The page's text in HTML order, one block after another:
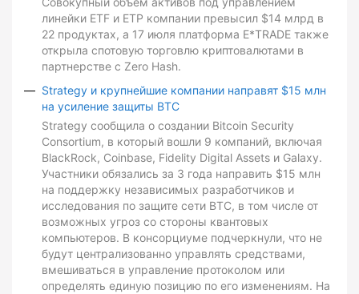
линейки ETF и ETP компании превысил $14 млрд в
22 продуктах, а 17 июля платформа E*TRADE также
открыла спотовую торговлю криптовалютами в
партнерстве с Zero Hash.
Strategy и крупнейшие компании направят $15 млн
на усиление защиты BTC
Strategy сообщила о создании Bitcoin Security
Consortium, в который вошли 9 компаний, включая
BlackRock, Coinbase, Fidelity Digital Assets и Galaxy.
Участники обязались за 3 года направить $15 млн
на поддержку независимых разработчиков и
исследования по защите сети BTC, в том числе от
возможных угроз со стороны квантовых
компьютеров. В консорциуме подчеркнули, что не
будут централизованно управлять средствами,
вмешиваться в управление протоколом или
определять единую позицию по его изменениям. На